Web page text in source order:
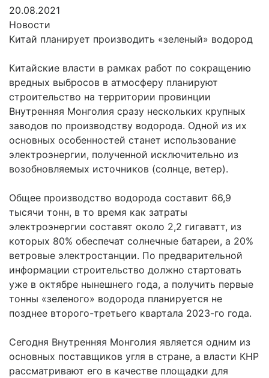
20.08.2021
Новости
Китай планирует производить «зеленый» водород
Китайские власти в рамках работ по сокращению
вредных выбросов в атмосферу планируют
строительство на территории провинции
Внутренняя Монголия сразу нескольких крупных
заводов по производству водорода. Одной из их
основных особенностей станет использование
электроэнергии, полученной исключительно из
возобновляемых источников (солнце, ветер).
Общее производство водорода составит 66,9
тысячи тонн, в то время как затраты
электроэнергии составят около 2,2 гигаватт, из
которых 80% обеспечат солнечные батареи, а 20%
ветровые электростанции. По предварительной
информации строительство должно стартовать
уже в октябре нынешнего года, а получить первые
тонны «зеленого» водорода планируется не
позднее второго-третьего квартала 2023-го года.
Сегодня Внутренняя Монголия является одним из
основных поставщиков угля в стране, а власти КНР
рассматривают его в качестве площадки для